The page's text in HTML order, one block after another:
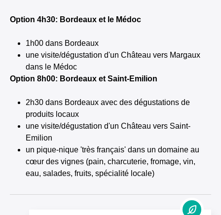
Option 4h30: Bordeaux et le Médoc
1h00 dans Bordeaux
une visite/dégustation d'un Château vers Margaux
dans le Médoc
Option 8h00: Bordeaux et Saint-Emilion
2h30 dans Bordeaux avec des dégustations de
produits locaux
une visite/dégustation d'un Château vers Saint-
Emilion
un pique-nique 'très français' dans un domaine au
cœur des vignes (pain, charcuterie, fromage, vin,
eau, salades, fruits, spécialité locale)